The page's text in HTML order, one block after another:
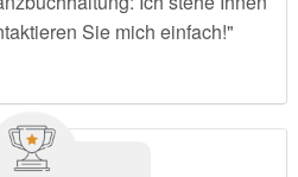
Sie mich einfach!"